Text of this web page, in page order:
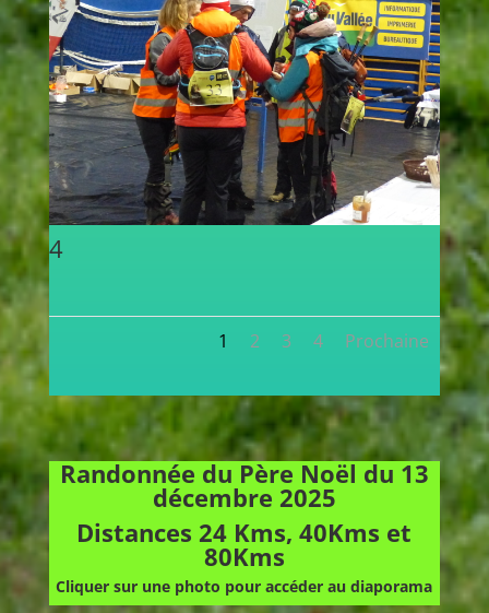
4
1 2 3 4 Prochaine
Randonnée du Père Noël du 13
décembre 2025
Distances 24 Kms, 40Kms et
80Kms
Cliquer sur une photo pour accéder au diaporama